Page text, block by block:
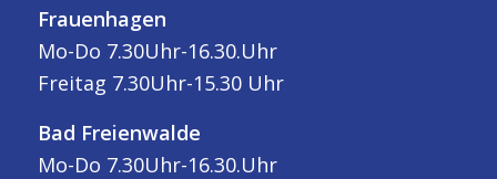
Frauenhagen
Mo-Do 7.30Uhr-16.30.Uhr
Freitag 7.30Uhr-15.30 Uhr
Bad Freienwalde
Mo-Do 7.30Uhr-16.30.Uhr